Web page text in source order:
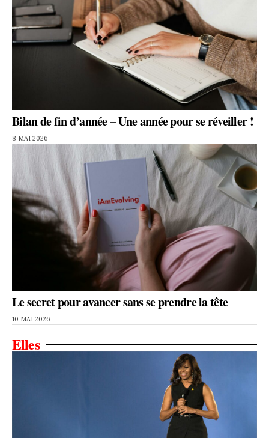
Bilan de fin d’année – Une année pour se réveiller !
8 MAI 2026
Le secret pour avancer sans se prendre la tête
10 MAI 2026
Elles